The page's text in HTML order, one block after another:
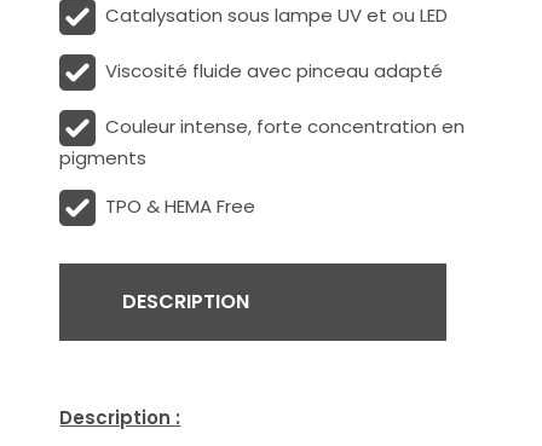
Catalysation sous lampe UV et ou LED
Viscosité fluide avec pinceau adapté
Couleur intense, forte concentration en
pigments
TPO & HEMA Free
DESCRIPTION
Description :